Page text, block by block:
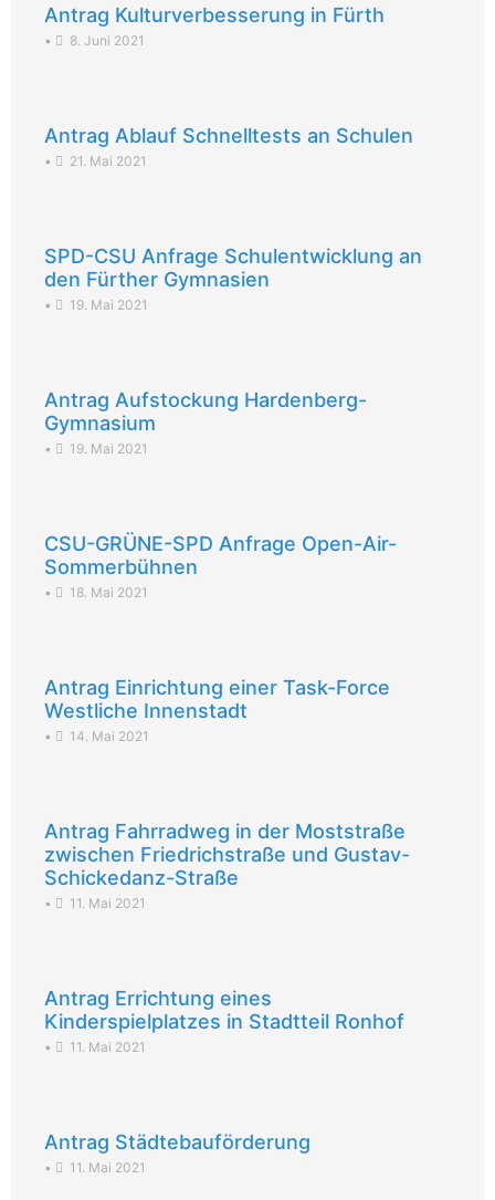
Antrag Kulturverbesserung in Fürth
• 8. Juni 2021
Antrag Ablauf Schnelltests an Schulen
• 21. Mai 2021
SPD-CSU Anfrage Schulentwicklung an
den Fürther Gymnasien
• 19. Mai 2021
Antrag Aufstockung Hardenberg-
Gymnasium
• 19. Mai 2021
CSU-GRÜNE-SPD Anfrage Open-Air-
Sommerbühnen
• 18. Mai 2021
Antrag Einrichtung einer Task-Force
Westliche Innenstadt
• 14. Mai 2021
Antrag Fahrradweg in der Moststraße
zwischen Friedrichstraße und Gustav-
Schickedanz-Straße
• 11. Mai 2021
Antrag Errichtung eines
Kinderspielplatzes in Stadtteil Ronhof
• 11. Mai 2021
Antrag Städtebauförderung
• 11. Mai 2021